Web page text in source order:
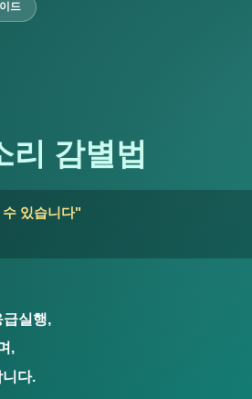
드
리 감별법
있습니다"
급실행,
,
니다.